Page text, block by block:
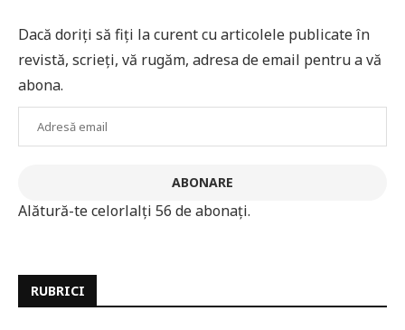
Dacă doriți să fiți la curent cu articolele publicate în
revistă, scrieți, vă rugăm, adresa de email pentru a vă
abona.
Adresă
ABONARE
Alătură-te celorlalți 56 de abonați.
RUBRICI